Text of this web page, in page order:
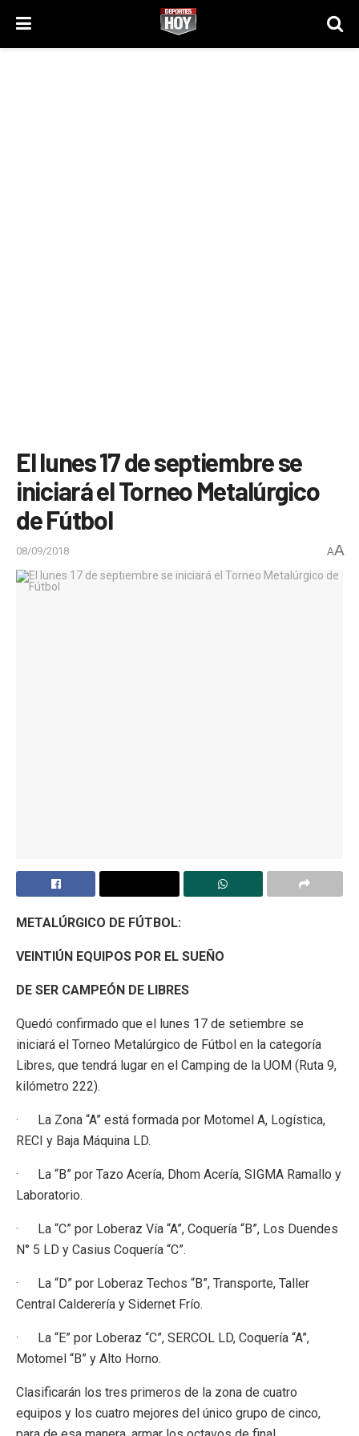
El lunes 17 de septiembre se
iniciará el Torneo Metalúrgico
de Fútbol
08/09/2018 AA
METALÚRGICO DE FÚTBOL:
VEINTIÚN EQUIPOS POR EL SUEÑO
DE SER CAMPEÓN DE LIBRES
Quedó confirmado que el lunes 17 de setiembre se
iniciará el Torneo Metalúrgico de Fútbol en la categoría
Libres, que tendrá lugar en el Camping de la UOM (Ruta 9,
kilómetro 222).
· La Zona “A” está formada por Motomel A, Logística,
RECI y Baja Máquina LD.
· La “B” por Tazo Acería, Dhom Acería, SIGMA Ramallo y
Laboratorio.
· La “C” por Loberaz Vía “A”, Coquería “B”, Los Duendes
N° 5 LD y Casius Coquería “C”.
· La “D” por Loberaz Techos “B”, Transporte, Taller
Central Calderería y Sidernet Frío.
· La “E” por Loberaz “C”, SERCOL LD, Coquería “A”,
Motomel “B” y Alto Horno.
Clasificarán los tres primeros de la zona de cuatro
equipos y los cuatro mejores del único grupo de cinco,